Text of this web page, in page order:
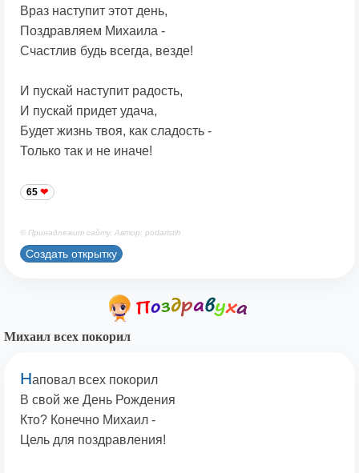
Враз наступит этот день,
Поздравляем Михаила -
Счастлив будь всегда, везде!
И пускай наступит радость,
И пускай придет удача,
Будет жизнь твоя, как сладость -
Только так и не иначе!
65
© Принадлежит сайту. Автор: podaristih
Создать открытку
Михаил всех покорил
Наповал всех покорил
В свой же День Рождения
Кто? Конечно Михаил -
Цель для поздравления!